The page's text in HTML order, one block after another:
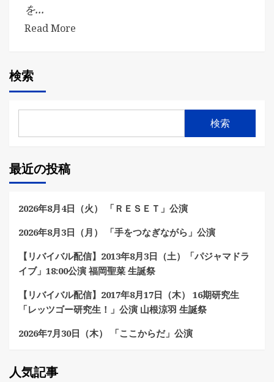
を...
Read More
検索
検索
最近の投稿
2026年8月4日（火） 「ＲＥＳＥＴ」公演
2026年8月3日（月） 「手をつなぎながら」公演
【リバイバル配信】2013年8月3日（土）「パジャマドラ
イブ」18:00公演 福岡聖菜 生誕祭
【リバイバル配信】2017年8月17日（木） 16期研究生
「レッツゴー研究生！」公演 山根涼羽 生誕祭
2026年7月30日（木） 「ここからだ」公演
人気記事